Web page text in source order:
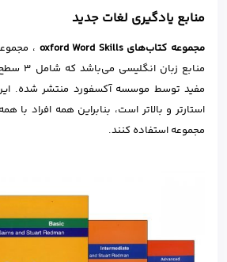
منابع یادگیری لغات جدید
مجموعه کتاب‌های oxford Word Skills
،
منابع
استارتر و بالاتر است، بنابراین همه افراد با
مجموعه استفاده کنند.